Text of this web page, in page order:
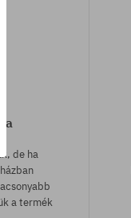
de ha
a termék